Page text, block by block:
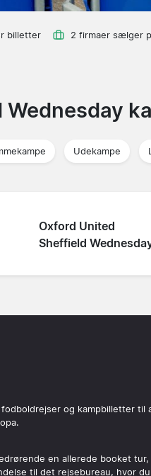
billetter 2 firmaer sælger
Udekampe
Oxford United
Sheffield
og kampbilletter til
en allerede booket tur,
til det rejsebureau, hvor du